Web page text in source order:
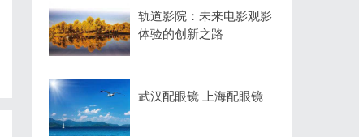
轨道影院：未来电影观影
体验的创新之路
武汉配眼镜 上海配眼镜